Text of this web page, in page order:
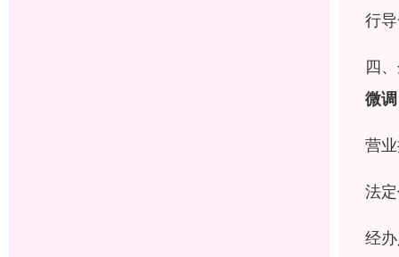
行
四
微
营
法
经